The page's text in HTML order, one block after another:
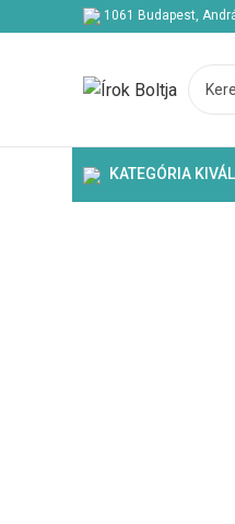
1061 Budapest,
KATEGÓRIA
Kezdje el gépelni a keresett